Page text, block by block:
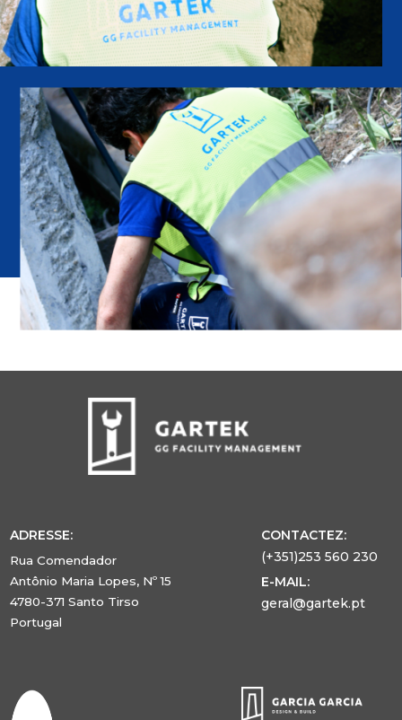
ADRESSE:
Rua Comendador
Antônio Maria Lopes, Nº 15
4780-371 Santo Tirso
Portugal
CONTACTEZ:
(+351)253 560 230
E-MAIL:
geral@gartek.pt